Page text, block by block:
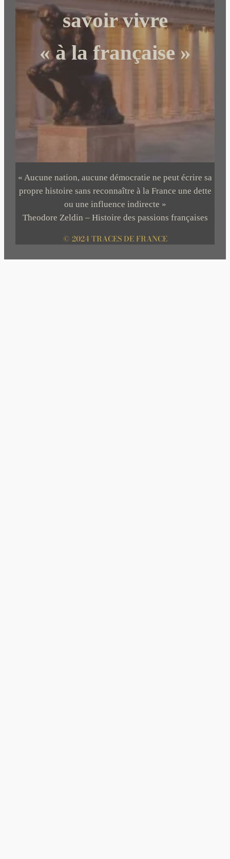
r
savoir vivre
« à la française »
« Aucune nation, aucune démocratie ne peut écrire sa
propre histoire sans reconnaître à la France une dette
ou une influence indirecte »
Theodore Zeldin – Histoire des passions françaises
© 2024 TRACES DE FRANCE